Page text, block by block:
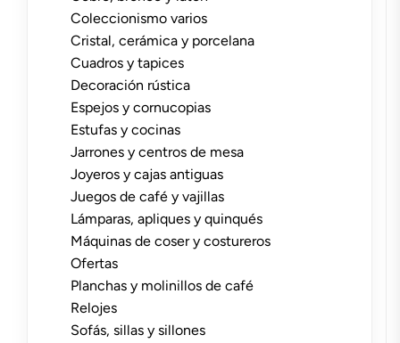
Coleccionismo varios
Cristal, cerámica y porcelana
Cuadros y tapices
Decoración rústica
Espejos y cornucopias
Estufas y cocinas
Jarrones y centros de mesa
Joyeros y cajas antiguas
Juegos de café y vajillas
Lámparas, apliques y quinqués
Máquinas de coser y costureros
Ofertas
Planchas y molinillos de café
Relojes
Sofás, sillas y sillones